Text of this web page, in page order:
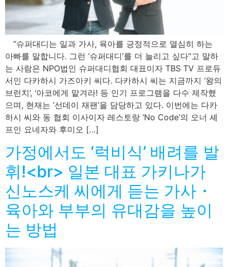
”슈퍼대디는 일과 가사, 육아를 긍정적으로 열심히 하는
아빠를 말합니다. 그런 ‘슈퍼대디’를 더 늘리고 싶다”고 말하
는 사람은 NPO법인 슈퍼대디협회 대표이자 TBS TV 프로듀
서인 다카하시 가즈아키 씨다. 다카하시 씨는 지금까지 ‘왕의
브런치’, ‘아코에게 맡겨라! 등 인기 프로그램을 다수 제작했
으며, 현재는 ‘선데이 재팬’을 담당하고 있다. 이번에는 다카
하시 씨와 동 협회 이사이자 레스토랑 ‘No Code’의 오너 셰
프인 요네자와 후미오 […]
가정에서도 ‘럭비식’ 배려를 발
휘!<br> 일본 대표 가키나가
신노스케 씨에게 듣는 가사・
육아와 부부의 유대감을 높이
는 방법